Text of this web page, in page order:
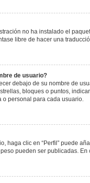
no ha instalado el
libre de hacer una
de usuario?
debajo de su nombre de
bloques o puntos,
o personal para cada usuario.
haga clic en “Perfil” puede
pueden ser publicadas.